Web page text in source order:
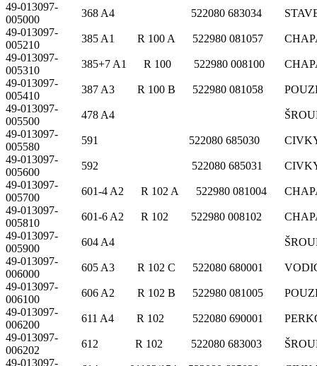
49-013097-
005000
368 A4 522080 683034
49-013097-
005210
385 A1 R 100 A 522980 081057
49-013097-
005310
385+7 A1 R 100 522980 008100
49-013097-
005410
387 A3 R 100 B 522980 081058
49-013097-
005500
478 A4
49-013097-
005580
591 522080 685030
49-013097-
005600
592 522080 685031
49-013097-
005700
601-4 A2 R 102 A 522980 081004
49-013097-
005810
601-6 A2 R 102 522980 008102
49-013097-
005900
604 A4
49-013097-
006000
605 A3 R 102 C 522080 680001
49-013097-
006100
606 A2 R 102 B 522980 081005
49-013097-
006200
611 A4 R 102 522080 690001
49-013097-
006202
612 R 102 522080 683003
49-013097-